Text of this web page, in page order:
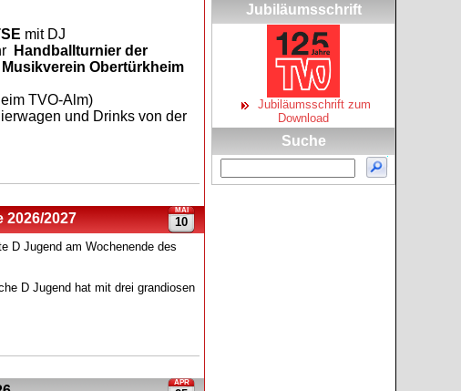
Jubiläumsschrift
Jubiläumsschrift zum
Download
Suche
mit DJ
Handballturnier der
Musikverein Obertürkheim
TVO-Alm)
und Drinks von der
MAI
10
2027
D Jugend am Wochenende des
D Jugend hat mit drei grandiosen
APR